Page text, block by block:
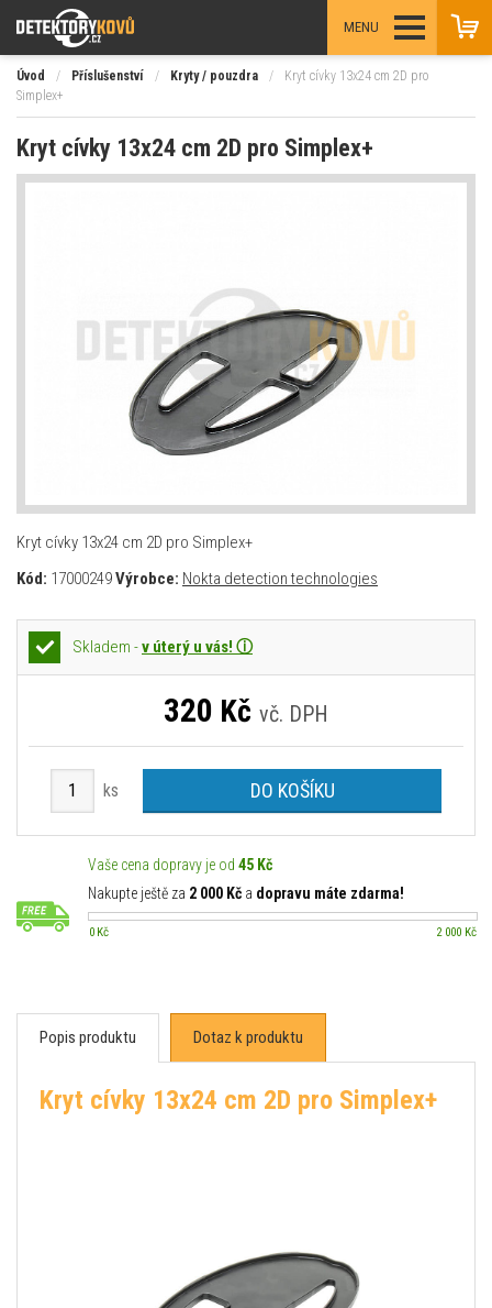
MENU
Úvod / Příslušenství / Kryty / pouzdra /
Kryt cívky 13x24 cm 2D pro
Simplex+
Kryt cívky 13x24 cm 2D pro Simplex+
Kryt cívky 13x24 cm 2D pro Simplex+
Kód: 17000249Výrobce: Nokta detection technologies
Skladem -v úterý u vás! ⓘ
320 Kč vč. DPH
ks DO KOŠÍKU
Vaše cena dopravy je od 45 Kč
Nakupte ještě za 2 000 Kč a dopravu máte zdarma!
0 Kč 2 000 Kč
Popis produktu Dotaz k produktu
Kryt cívky 13x24 cm 2D pro Simplex+